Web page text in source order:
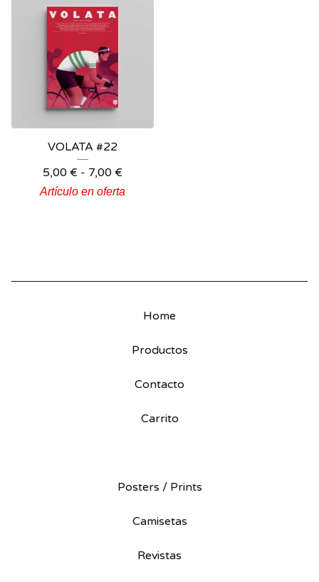
VOLATA #22
5,00 € - 7,00 €
Artículo en oferta
Home
Productos
Contacto
Carrito
Posters / Prints
Camisetas
Revistas